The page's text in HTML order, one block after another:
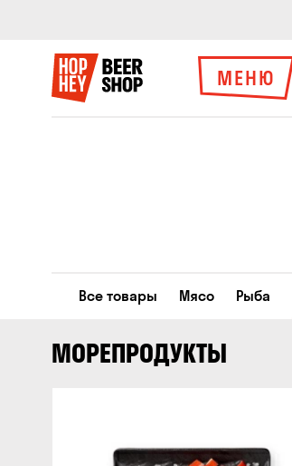
МЕНЮ
Все товары Мясо Рыба
МОРЕПРОДУКТЫ